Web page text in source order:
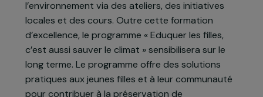
l’école. Face au dérèglement climatique, qui
affecte particulièrement le Cambodge et dont
les femmes sont les premières victimes,
l’association met en place le programme «
Eduquer les filles, c’est aussi sauver le climat »
afin de les former à la préservation de